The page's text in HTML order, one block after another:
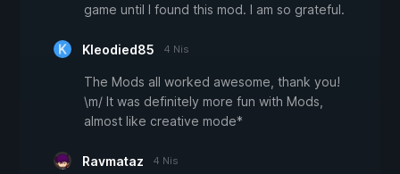
game until I found this mod. I am so grateful.
Kleodied85 4 Nis
The Mods all worked awesome, thank you!
\m/ It was definitely more fun with Mods,
almost like creative mode*
Ravmataz 4 Nis